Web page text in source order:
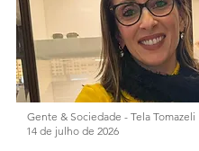
outros polos como China, Índia
Gente & Sociedade - Tela Tomazeli
14 de julho de 2026